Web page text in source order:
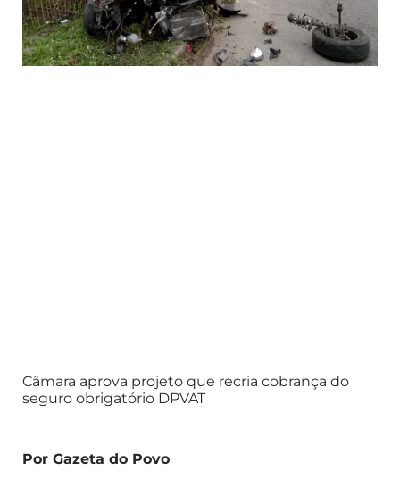
Câmara aprova projeto que recria cobrança do
seguro obrigatório DPVAT
Por Gazeta do Povo